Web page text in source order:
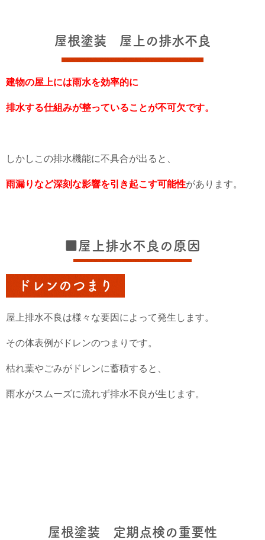
屋根塗装 屋上の排水不良
建物の屋上には雨水を効率的に
排水する仕組みが整っていることが不可欠です。
しかしこの排水機能に不具合が出ると、
雨漏りなど深刻な影響を引き起こす可能性があります。
■屋上排水不良の原因
ドレンのつまり
屋上排水不良は様々な要因によって発生します。
その体表例がドレンのつまりです。
枯れ葉やごみがドレンに蓄積すると、
雨水がスムーズに流れず排水不良が生じます。
屋根塗装 定期点検の重要性